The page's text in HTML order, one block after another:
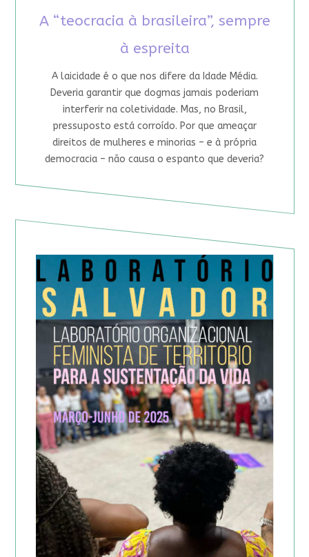
A “teocracia à brasileira”, sempre
à espreita
A laicidade é o que nos difere da Idade Média.
Deveria garantir que dogmas jamais poderiam
interferir na coletividade. Mas, no Brasil,
pressuposto está corroído. Por que ameaçar
direitos de mulheres e minorias – e à própria
democracia – não causa o espanto que deveria?